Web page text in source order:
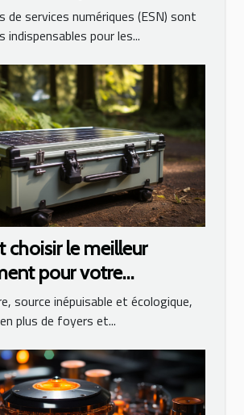
de services numériques (ESN) sont
indispensables pour les...
choisir le meilleur
pour votre
solaire
source inépuisable et écologique,
plus de foyers et...